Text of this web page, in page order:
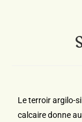
Le terroir argilo-
calcaire donne